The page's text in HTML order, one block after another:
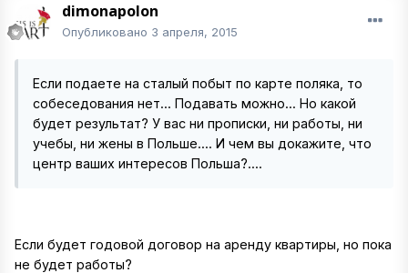
dimonapolon
Опубликовано 3 апреля, 2015
Если подаете на сталый побыт по карте поляка, то
собеседования нет... Подавать можно... Но какой
будет результат? У вас ни прописки, ни работы, ни
учебы, ни жены в Польше.... И чем вы докажите, что
центр ваших интересов Польша?....
Если будет годовой договор на аренду квартиры, но пока
не будет работы?